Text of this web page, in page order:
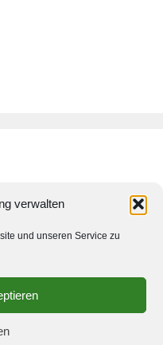
verwalten
und unseren Service zu